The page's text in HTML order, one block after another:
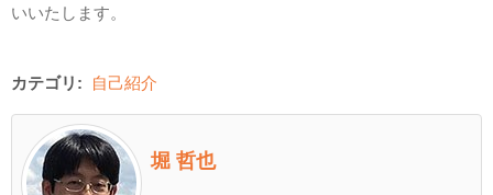
いいたします。
カテゴリ: 自己紹介
堀 哲也